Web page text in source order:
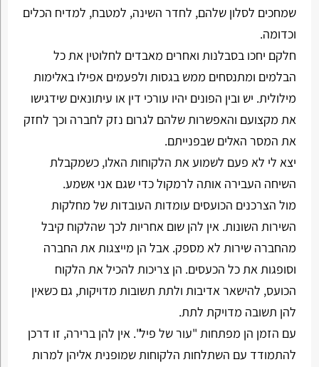
שמחכים לסלון שלהם, לחדר השינה, למטבח, למדיח הכלים
וכדומה.
חלקם יחכו בסבלנות ואחרים מאבדים לחלוטין את כל
הבלמים ומתנסחים ממש בגסות ולפעמים אפילו באלימות
מילולית. יש ובין הפונים יהיו עורכי דין או עיתונאים שידגישו
את מקצועם והאפשרות שלהם לגרום נזק לחברה וכך לחזק
את המסר האלים שבפנייתם.
יצא לי לא פעם לשמוע את הלקוחות האלו, כשמקבלת
השיחה העבירה אותה לרמקול כדי שגם אני אשמע.
מול הצרכנים הכועסים עומדות העובדות של מחלקות
השירות השונות. אין להן שום אחריות לכך שהלקוח קיבל
מהחברה שירות לא מספק. אבל הן מייצגות את החברה
וסופגות את כל הכעסים. הן צריכות להכיל את הלקוח
הכועס, להישאר אדיבות ולתת תשובות מדויקות, גם כשאין
להן תשובה מדויקת לתת.
עם הזמן הן מפתחות "עור של פיל". אין להן ברירה, זו דרכן
להתמודד עם השתלחות הלקוחות שמופנית אליהן למרות